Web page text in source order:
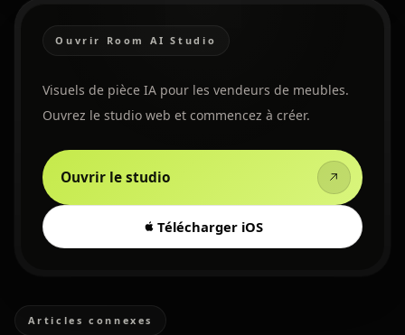
Ouvrir Room AI Studio
Visuels de pièce IA pour les vendeurs de meubles.
Ouvrez le studio web et commencez à créer.
Ouvrir le studio
Télécharger iOS
Articles connexes